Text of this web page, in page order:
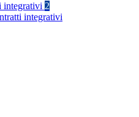
integrativi 2
integrativi